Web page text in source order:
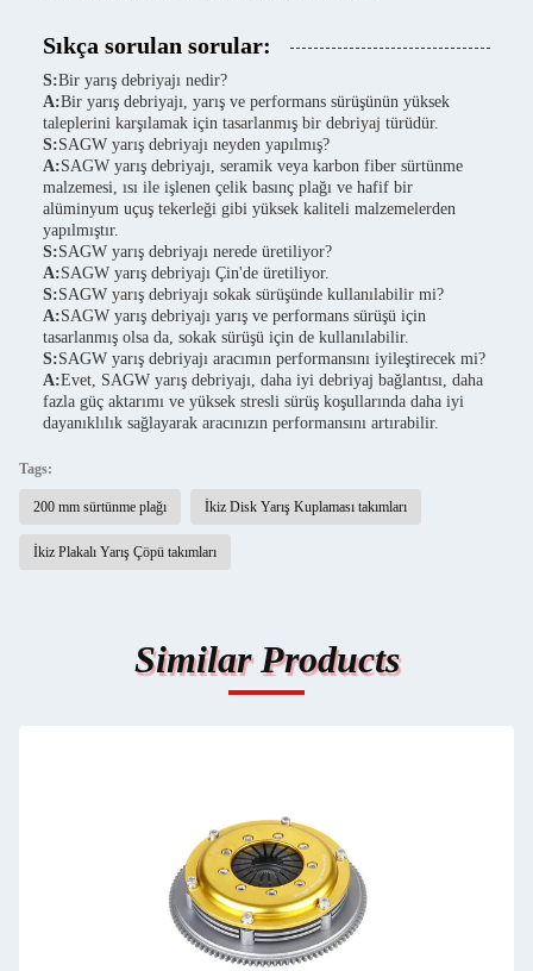
Sıkça sorulan sorular:
S:Bir yarış debriyajı nedir?
A:Bir yarış debriyajı, yarış ve performans sürüşünün yüksek
taleplerini karşılamak için tasarlanmış bir debriyaj türüdür.
S:SAGW yarış debriyajı neyden yapılmış?
A:SAGW yarış debriyajı, seramik veya karbon fiber sürtünme
malzemesi, ısı ile işlenen çelik basınç plağı ve hafif bir
alüminyum uçuş tekerleği gibi yüksek kaliteli malzemelerden
yapılmıştır.
S:SAGW yarış debriyajı nerede üretiliyor?
A:SAGW yarış debriyajı Çin'de üretiliyor.
S:SAGW yarış debriyajı sokak sürüşünde kullanılabilir mi?
A:SAGW yarış debriyajı yarış ve performans sürüşü için
tasarlanmış olsa da, sokak sürüşü için de kullanılabilir.
S:SAGW yarış debriyajı aracımın performansını iyileştirecek mi?
A:Evet, SAGW yarış debriyajı, daha iyi debriyaj bağlantısı, daha
fazla güç aktarımı ve yüksek stresli sürüş koşullarında daha iyi
dayanıklılık sağlayarak aracınızın performansını artırabilir.
Tags:
200 mm sürtünme plağı İkiz Disk Yarış Kuplaması takımları
İkiz Plakalı Yarış Çöpü takımları
Similar Products